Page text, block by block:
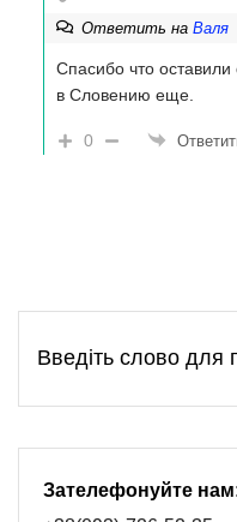
Ответить на Валя
Спасибо что оставили
в Словению еще.
0
Зателефонуйте